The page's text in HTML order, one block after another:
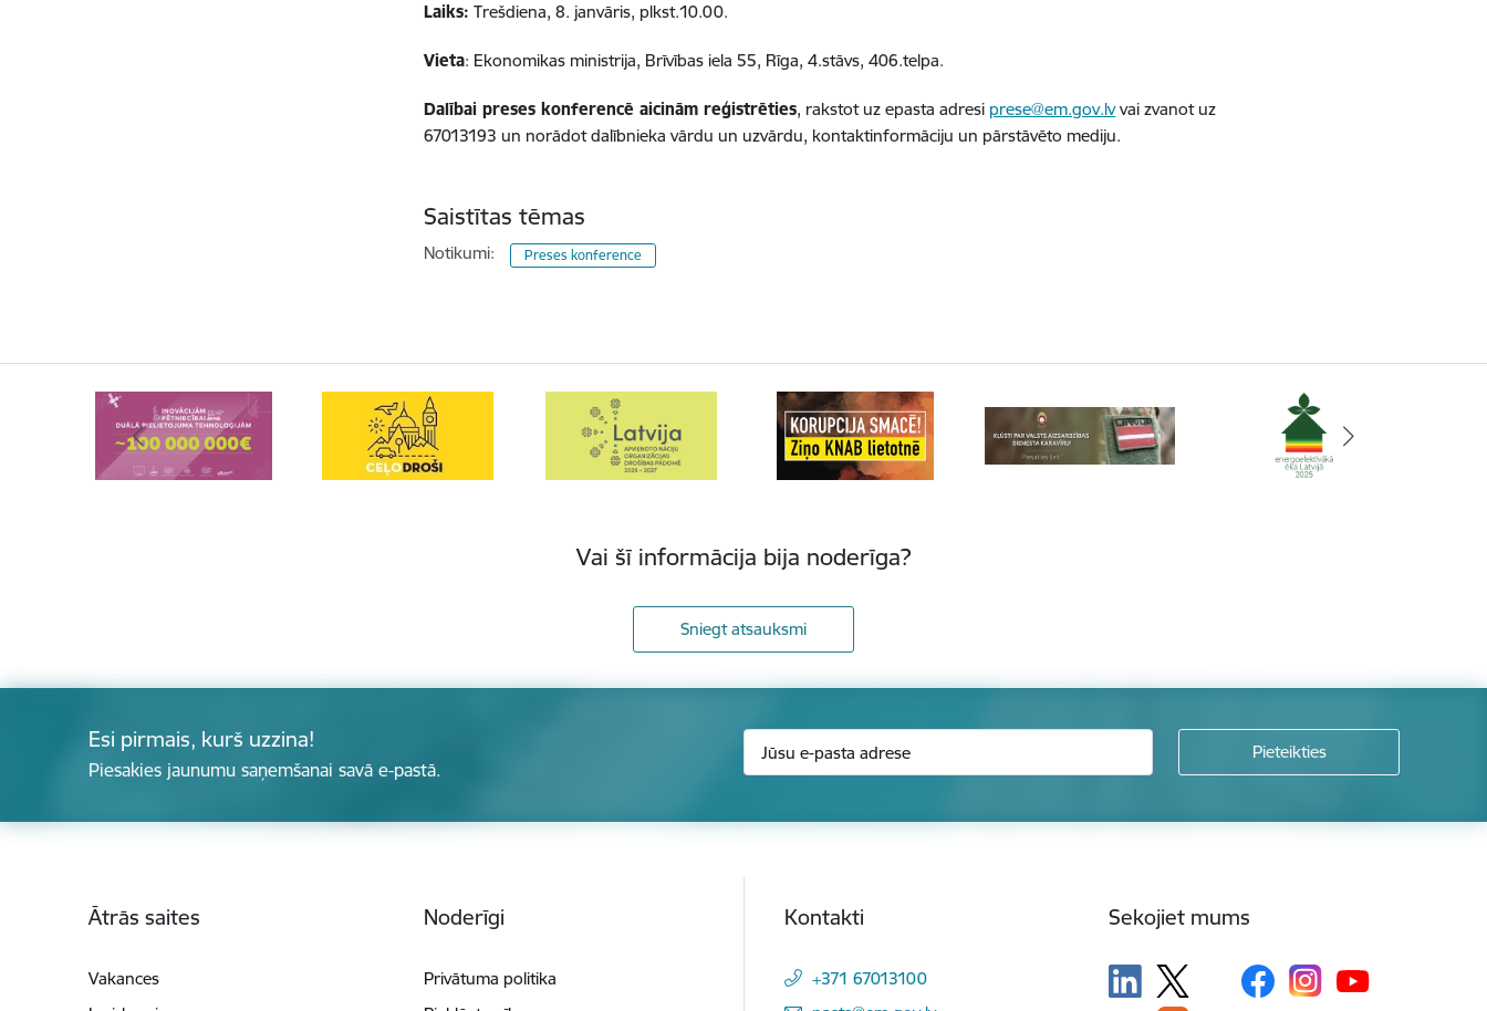
Laiks: Trešdiena, 8. janvāris, plkst.10.00.
Vieta: Ekonomikas ministrija, Brīvības iela 55, Rīga, 4.stāvs, 406.telpa.
Dalībai preses konferencē aicinām reģistrēties, rakstot uz epasta adresi prese@em.gov.lvvai zvanot uz
67013193 un norādot dalībnieka vārdu un uzvārdu, kontaktinformāciju un pārstāvēto mediju.
Saistītas tēmas
Notikumi: Preses konference
Vai šī informācija bija noderīga?
Sniegt atsauksmi
Esi pirmais, kurš uzzina!
Piesakies jaunumu saņemšanai savā e-pastā.
Ātrās saites
Vakances
Noderīgi
Privātuma politika
Kontakti
+371 67013100
Sekojiet mums